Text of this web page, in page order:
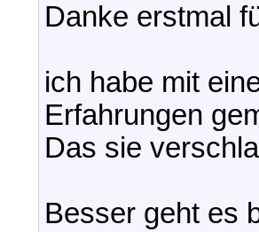
Danke erstmal
ich habe mit
Erfahrungen
Das sie
Besser geht es